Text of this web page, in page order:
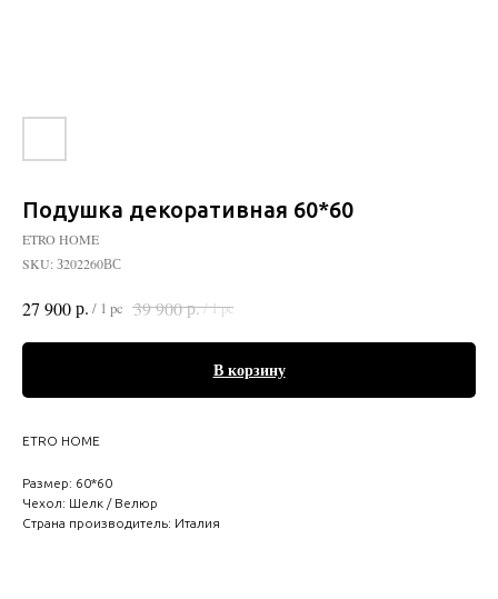
Подушка декоративная 60*60
ETRO HOME
SKU: З202260ВС
27 900р. / 1 pc 39 900р./1 pc
В корзину
ETRO HOME
Размер: 60*60
Чехол: Шелк / Велюр
Страна производитель: Италия